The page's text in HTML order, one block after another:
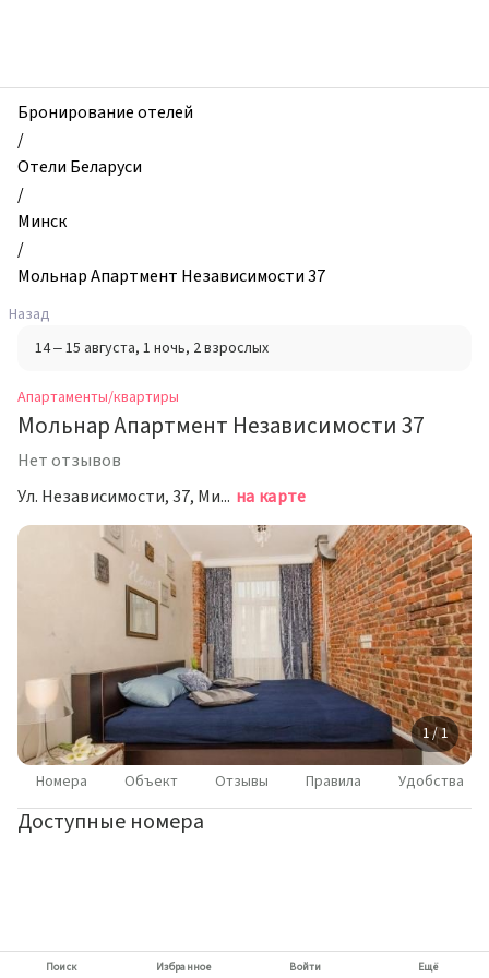
и
квартиры,
Мольнар
Апартмент
Независимости
37,
Минск,
Беларусь
Бронирование отелей
/
Отели Беларуси
/
Минск
/
Мольнар Апартмент Независимости 37
Назад
14 – 15 августа, 1 ночь, 2 взрослых
Апартаменты/квартиры
Мольнар Апартмент Независимости 37
Нет отзывов
Ул. Независимости, 37, Минск на карте
1 / 1
Номера Объект Отзывы Правила Удобства
Доступные номера
Поиск Избранное Войти Ещё